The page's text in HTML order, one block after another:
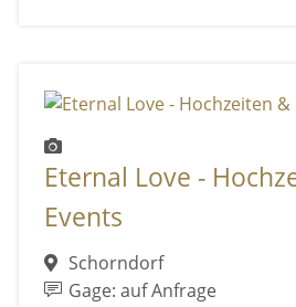
Eternal Love -
Events
Schorndorf
Gage: auf Anfrage